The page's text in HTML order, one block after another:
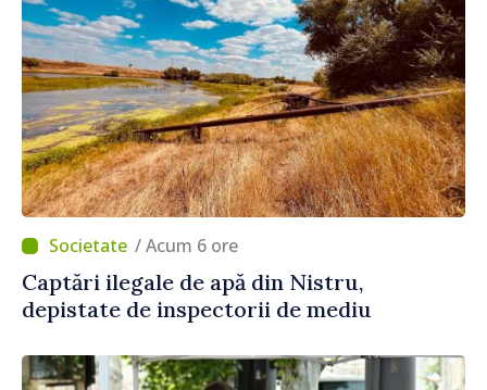
/ Acum 6 ore
Captări ilegale de apă din Nistru,
depistate de inspectorii de mediu